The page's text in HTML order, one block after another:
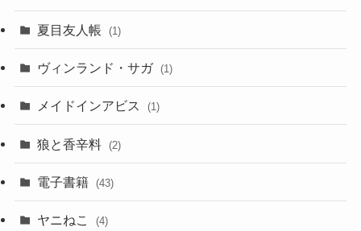
夏目友人帳 (1)
ヴィンランド・サガ (1)
メイドインアビス (1)
狼と香辛料 (2)
電子書籍 (43)
ヤニねこ (4)